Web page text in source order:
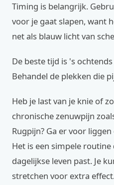
Timing is belangrijk.
voor je gaat slapen, want
net als blauw licht van
De beste tijd is 's
Behandel de plekken die
Heb je last van je knie of
chronische zenuwpijn
Rugpijn? Ga er voor
Het is een simpele
dagelijkse leven past. Je
stretchen voor extra